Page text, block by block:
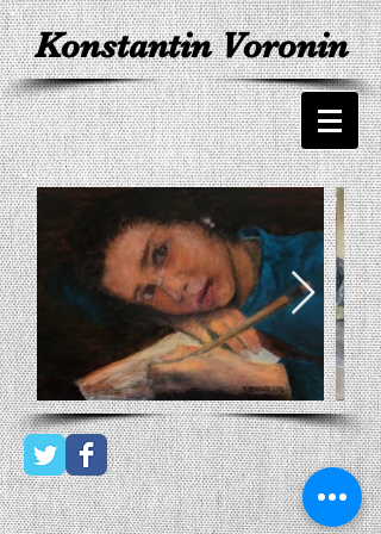
Konstantin Voronin